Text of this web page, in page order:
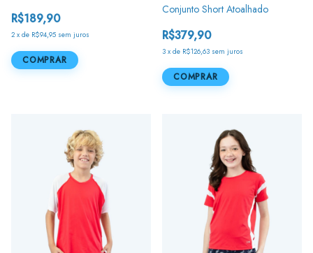
R$189,90
2 x de R$94,95 sem juros
COMPRAR
Conjunto Short Atoalhado
R$379,90
3 x de R$126,63 sem juros
COMPRAR